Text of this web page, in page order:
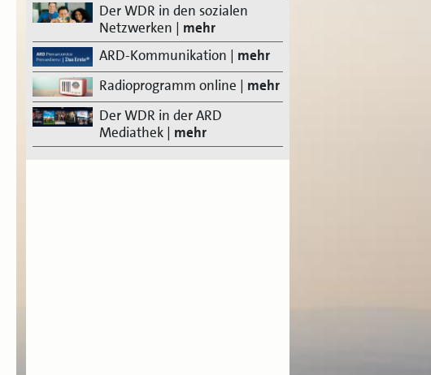
Der WDR in den sozialen
Netzwerken | mehr
ARD-Kommunikation | mehr
Radioprogramm online | mehr
Der WDR in der ARD
Mediathek | mehr